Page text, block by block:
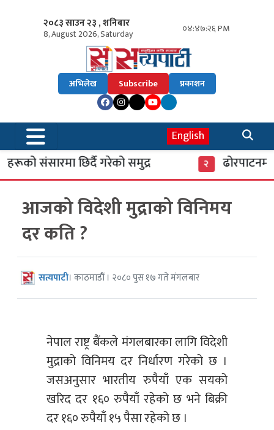
२०८३ साउन २३ , शनिबार
8, August 2026, Saturday ०४:४७:२७ PM
अभिलेख Subscribe प्रकाशन
English
संसारमा छिर्दै गरेको समुद्र ढोरपाटनमा
आजको विदेशी मुद्राको विनिमय
दर कति ?
सत्यपाटी। काठमाडौं । २०८० पुस १७ गते मंगलबार
नेपाल राष्ट्र बैंकले मंगलबारका लागि विदेशी
मुद्राको विनिमय दर निर्धारण गरेको छ ।
जसअनुसार भारतीय रुपैयाँ एक सयको
खरिद दर १६० रुपैयाँ रहेको छ भने बिक्री
दर १६० रुपैयाँ १५ पैसा रहेको छ ।